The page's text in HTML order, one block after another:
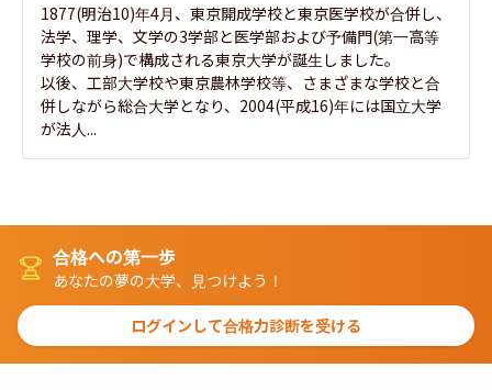
1877(明治10)年4月、東京開成学校と東京医学校が合併し、
法学、理学、文学の3学部と医学部および予備門(第一高等
学校の前身)で構成される東京大学が誕生しました。
以後、工部大学校や東京農林学校等、さまざまな学校と合
併しながら総合大学となり、2004(平成16)年には国立大学
が法人...
合格への第一歩
あなたの夢の大学、見つけよう！
ログインして合格力診断を受ける